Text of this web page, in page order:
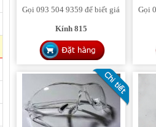
Gọi 093 504 9359 để biết giá
Kính 815
Gọi